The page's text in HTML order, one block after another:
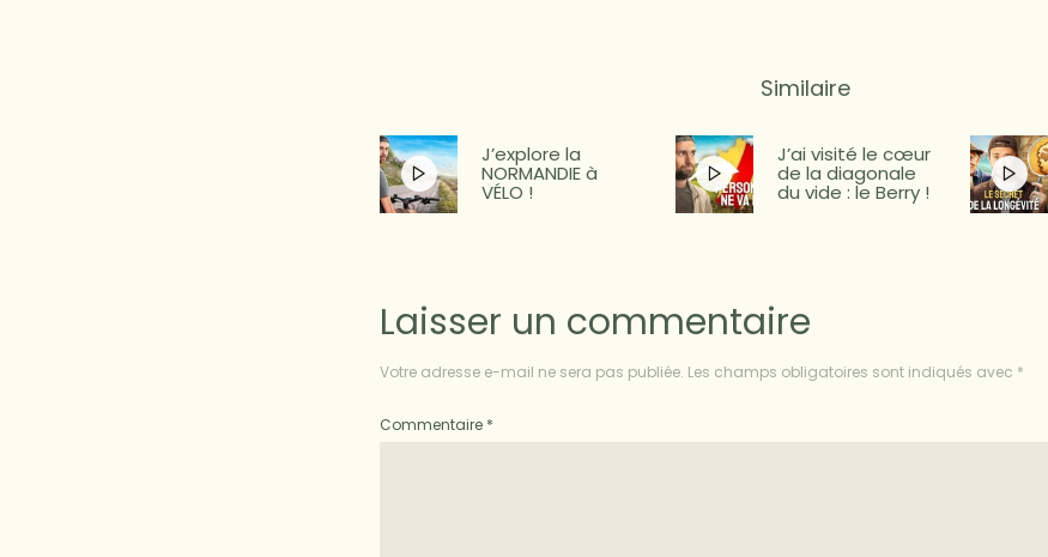
Similaire
J’explore la
NORMANDIE à
VÉLO !
J’ai visité le cœur
de la diagonale
du vide : le Berry !
Laisser un commentaire
Votre adresse e-mail ne sera pas publiée. Les champs obligatoires sont indiqués avec *
Commentaire *